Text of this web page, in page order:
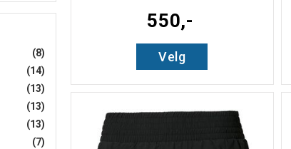
(8)
(14)
(13)
(13)
(13)
(7)
550,-
Velg